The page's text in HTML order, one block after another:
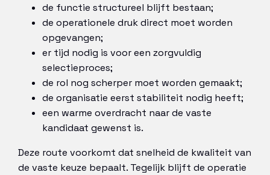
de functie structureel blijft bestaan;
de operationele druk direct moet worden
opgevangen;
er tijd nodig is voor een zorgvuldig
selectieproces;
de rol nog scherper moet worden gemaakt;
de organisatie eerst stabiliteit nodig heeft;
een warme overdracht naar de vaste
kandidaat gewenst is.
Deze route voorkomt dat snelheid de kwaliteit van
de vaste keuze bepaalt. Tegelijk blijft de operatie